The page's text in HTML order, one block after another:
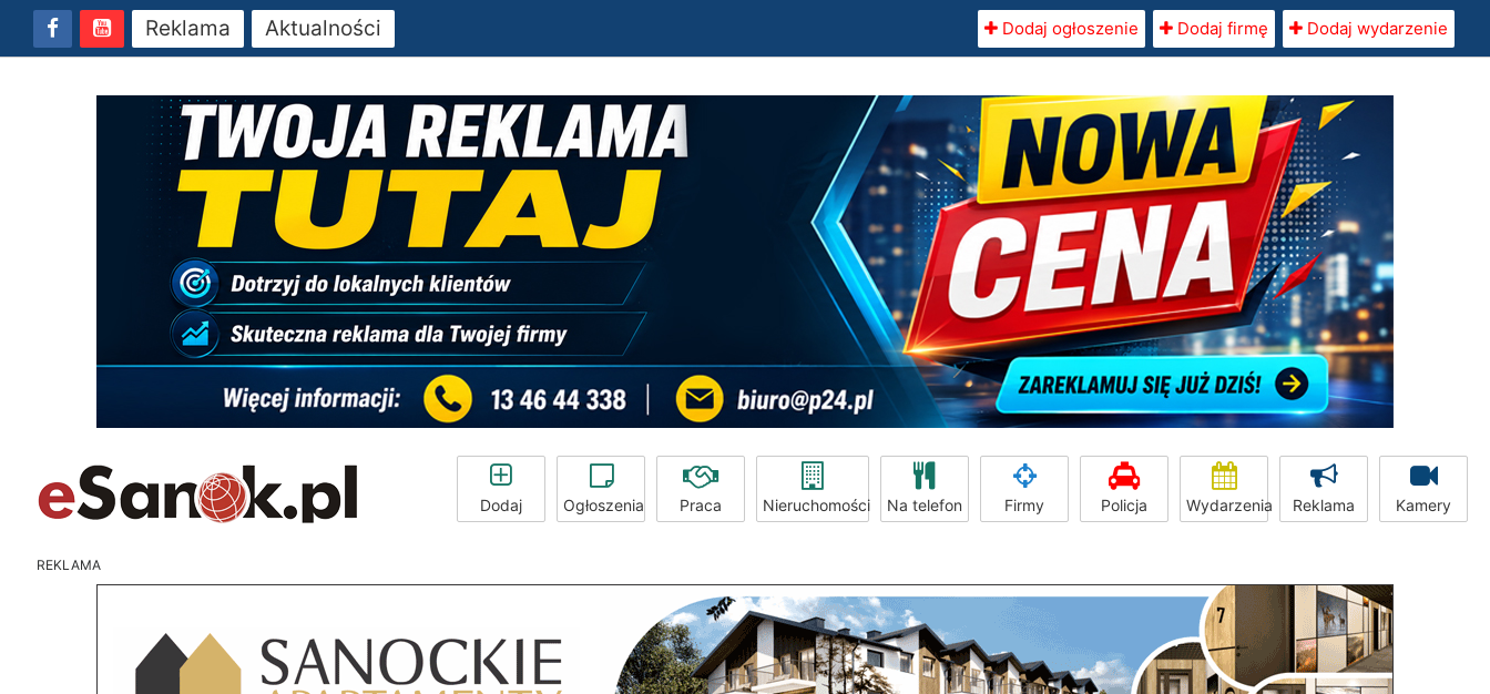
Reklama Aktualności Dodaj ogłoszenie Dodaj firmę Dodaj wydarzenie
Dodaj Ogłoszenia Praca Nieruchomości Na telefon Firmy Policja Wydarzenia Reklama Kamery
REKLAMA